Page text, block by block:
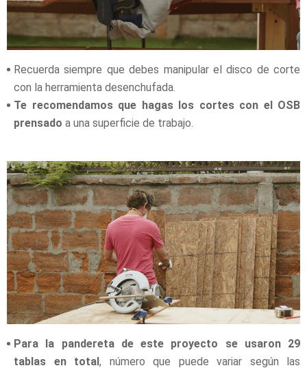
Recuerda siempre que debes manipular el disco de corte
con la herramienta desenchufada.
Te recomendamos que hagas los cortes con el OSB
prensado a una superficie de trabajo.
Para la pandereta de este proyecto se usaron 29
tablas en total , número que puede variar según las